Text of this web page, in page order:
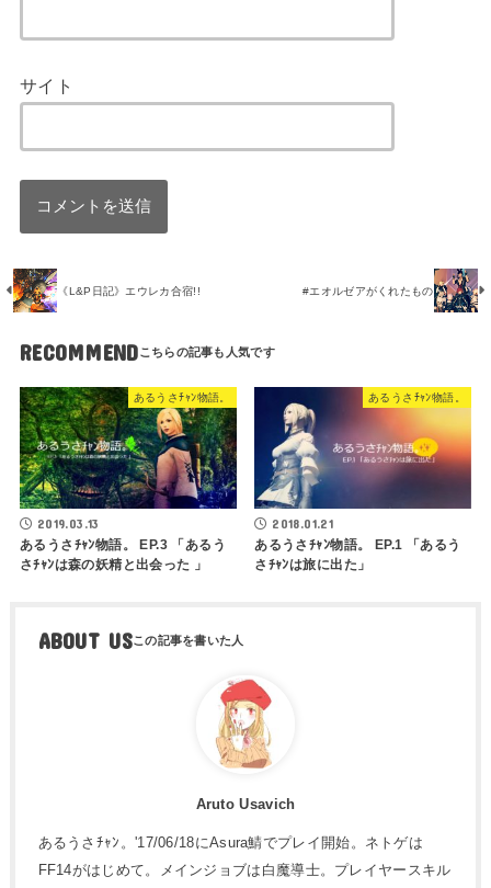
サイト
《L&P日記》エウレカ合宿!! #エオルゼアがくれたもの
RECOMMEND
あるうさﾁｬﾝ物語。
2019.03.13
あるうさﾁｬﾝ物語。 EP.3 「あるう
さﾁｬﾝは森の妖精と出会った 」
あるうさﾁｬﾝ物語。
2018.01.21
あるうさﾁｬﾝ物語。 EP.1 「あるう
さﾁｬﾝは旅に出た」
ABOUT US
Aruto Usavich
あるうさﾁｬﾝ。'17/06/18にAsura鯖でプレイ開始。ネトゲは
FF14がはじめて。メインジョブは白魔導士。プレイヤースキル